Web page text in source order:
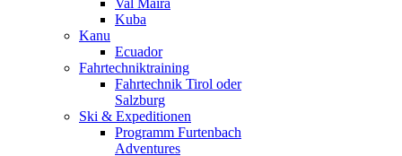
Val Maira
Kuba
Kanu
Ecuador
Fahrtechniktraining
Fahrtechnik Tirol oder
Salzburg
Ski & Expeditionen
Programm Furtenbach
Adventures